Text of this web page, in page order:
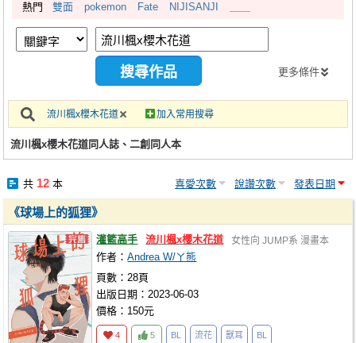
交流中心
攤位轉讓區
會員中心
註冊會員
熱門 雙面 pokemon Fate NIJISANJI
更多條件
流川楓x櫻木花道 加入常用搜尋
流川楓x櫻木花道同人誌、二創同人本
共 12本 喜愛次數 說讚次數 發表日期
《球場上的狐狸》
灌籃高手 流川楓x櫻木花道 女性向 JUMP系 漫畫本
作者：Andrea W/ㄚ熊
頁數：28頁
出版日期：2023-06-03
價格：150元
4 5 BL 流花 獸耳 BL